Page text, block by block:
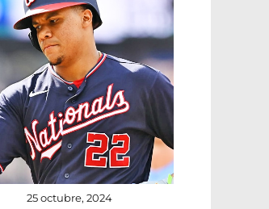
25 octubre, 2024